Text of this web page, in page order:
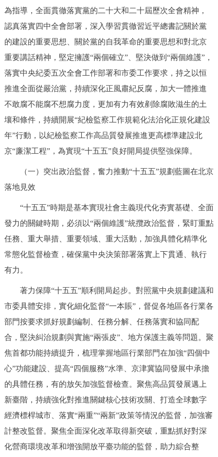
為指導，全面貫徹落實黨的二十大和二十屆歷次全會精神，
認真落實四中全會部署，深入學習貫徹習近平總書記關於黨
的建設的重要思想、關於黨的自我革命的重要思想和對北京
重要講話精神，堅定擁護“兩個確立”、堅決做到“兩個維護”，
落實中央紀委五次全會工作部署和市委工作要求，持之以恒
推進全面從嚴治黨，持續深化正風肅紀反腐，加大一體推進
不敢腐不能腐不想腐力度，更加有力有效剷除腐敗滋生的土
壤和條件，持續開展“紀檢監察工作規範化法治化正規化建設
年”行動，以紀檢監察工作高品質發展推進更高標準建設北
京“廉潔工程”，為實現“十五五”良好開局提供堅強保障。
（一）突出政治監督，奮力推動“十五五”規劃藍圖在北京
落地見效
“十五五”時期是基本實現社會主義現代化夯實基礎、全面
發力的關鍵時期，必須以“兩個維護”統攬政治監督，緊盯重點
任務、重大舉措、重要領域、重大活動，加強具體化精準化
常態化監督檢查，確保黨中央決策部署落實上下貫通、執行
有力。
著力保障“十五五”順利開局起步。對照黨中央規劃建議和
市委具體安排，實化細化監督“一本賬”，督促各地區各行業各
部門按要求抓好規劃編制、任務分解、任務落實和協同配
合，堅決糾治規劃與實施“兩張皮”、地方保護主義等問題。聚
焦首都功能持續提升，梳理掌握地區行業部門在加強“四個中
心”功能建設、提高“四個服務”水準、京津冀協同發展中承擔
的具體任務，有的放矢加強監督檢查。聚焦高品質發展邁上
新臺階，持續強化對推進關鍵核心技術攻關、打造全球數字
經濟標桿城市、落實“兩重”“兩新”政策等情況的監督，加強審
計整改監督。聚焦全面深化改革取得新突破，重點抓好對深
化營商環境改革和增強開放平臺功能的監督，助力綜合整